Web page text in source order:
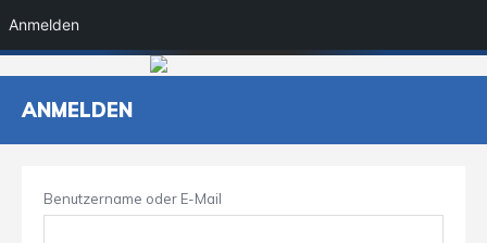
ANMELDEN
Benutzername oder E-Mail
Anmelden